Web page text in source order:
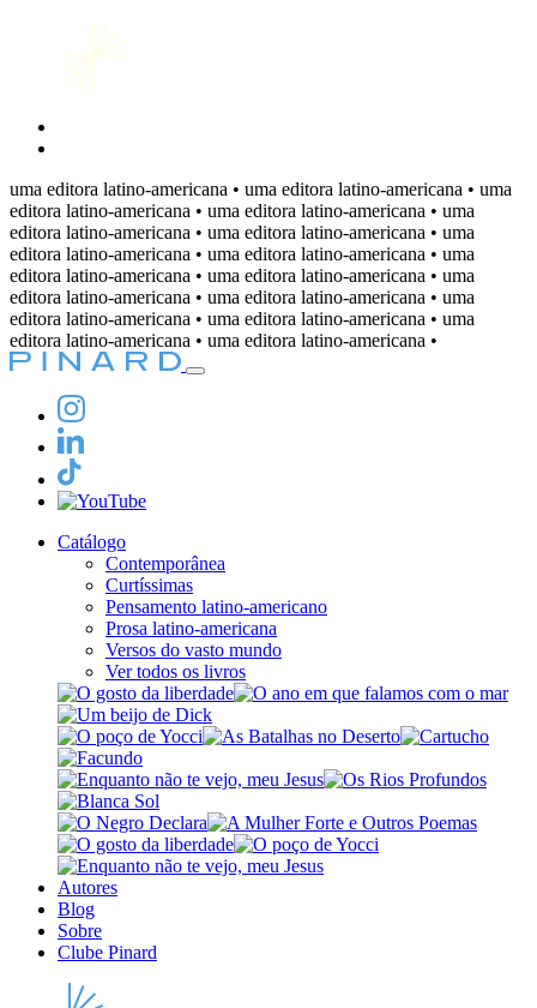
uma editora latino-americana • uma editora latino-americana • uma
editora latino-americana • uma editora latino-americana • uma
editora latino-americana • uma editora latino-americana • uma
editora latino-americana • uma editora latino-americana • uma
editora latino-americana • uma editora latino-americana • uma
editora latino-americana • uma editora latino-americana • uma
editora latino-americana • uma editora latino-americana • uma
editora latino-americana • uma editora latino-americana •
Catálogo
Contemporânea
Curtíssimas
Pensamento latino-americano
Prosa latino-americana
Versos do vasto mundo
Ver todos os livros
Autores
Blog
Sobre
Clube Pinard